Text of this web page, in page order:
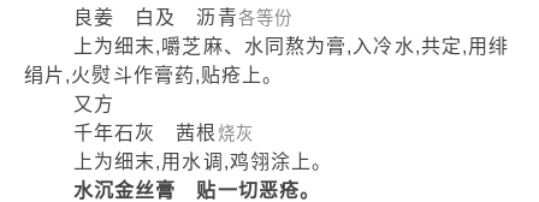
良姜 白及 沥青各等份
上为细末,嚼芝麻、水同熬为膏,入冷水,共定,用绯
绢片,火熨斗作膏药,贴疮上。
又方
千年石灰 茜根 烧灰
上为细末,用水调,鸡翎涂上。
水沉金丝膏 贴一切恶疮。